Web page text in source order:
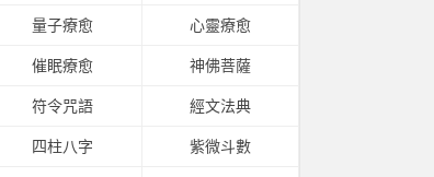
量子療愈 心靈療愈
催眠療愈 神佛菩薩
符令咒語 經文法典
四柱八字 紫微斗數